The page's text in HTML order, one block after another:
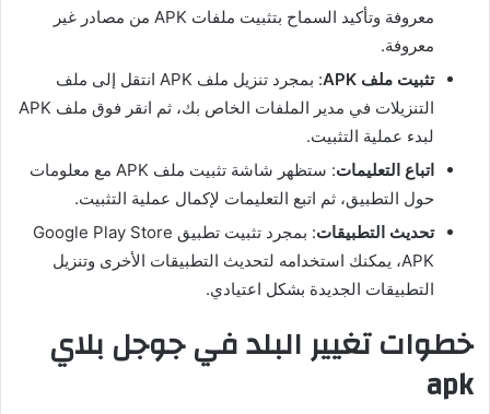
معروفة وتأكيد السماح بتثبيت ملفات APK من مصادر غير
معروفة.
تثبيت ملف APK
: بمجرد تنزيل ملف APK انتقل إلى ملف
التنزيلات في مدير الملفات الخاص بك، ثم انقر فوق ملف APK
لبدء عملية التثبيت.
اتباع التعليمات
: ستظهر شاشة تثبيت ملف APK مع معلومات
حول التطبيق، ثم اتبع التعليمات لإكمال عملية التثبيت.
تحديث التطبيقات
: بمجرد تثبيت تطبيق Google Play Store
APK، يمكنك استخدامه لتحديث التطبيقات الأخرى وتنزيل
التطبيقات الجديدة بشكل اعتيادي.
خطوات تغيير البلد في جوجل بلاي
apk